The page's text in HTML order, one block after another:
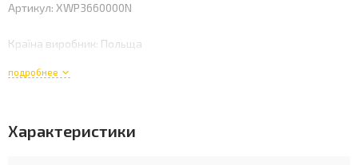
Артикул: XWP3660000N
Країна виробник: Польща
Довжина: 1600 мм.
подробнее
Характеристики